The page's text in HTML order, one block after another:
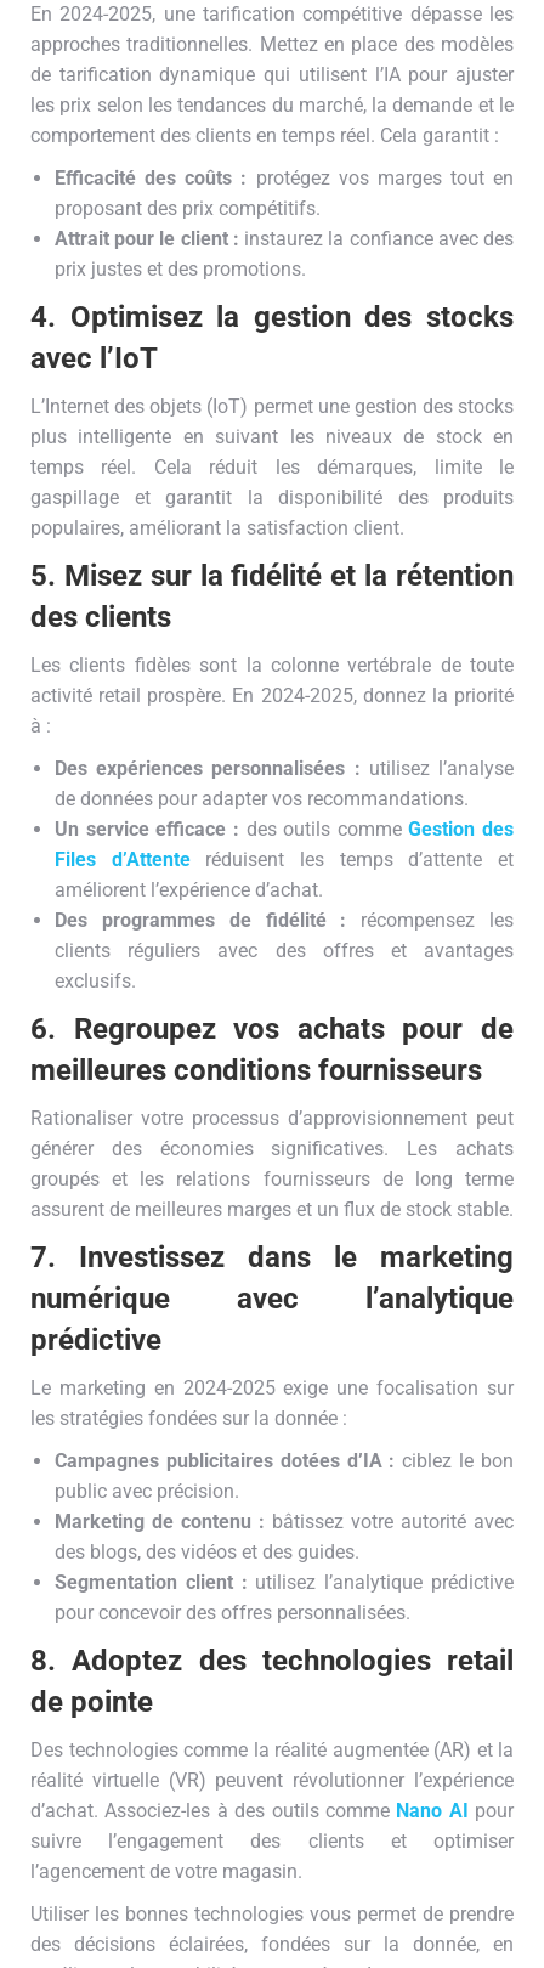
En 2024-2025, une tarification compétitive dépasse les
approches traditionnelles. Mettez en place des modèles
de tarification dynamique qui utilisent l’IA pour ajuster
les prix selon les tendances du marché, la demande et le
comportement des clients en temps réel. Cela garantit :
Efficacité des coûts : protégez vos marges tout en
proposant des prix compétitifs.
Attrait pour le client : instaurez la confiance avec des
prix justes et des promotions.
4. Optimisez la gestion des stocks
avec l’IoT
L’Internet des objets (IoT) permet une gestion des stocks
plus intelligente en suivant les niveaux de stock en
temps réel. Cela réduit les démarques, limite le
gaspillage et garantit la disponibilité des produits
populaires, améliorant la satisfaction client.
5. Misez sur la fidélité et la rétention
des clients
Les clients fidèles sont la colonne vertébrale de toute
activité retail prospère. En 2024-2025, donnez la priorité
à :
Des expériences personnalisées : utilisez l’analyse
de données pour adapter vos recommandations.
Un service efficace : des outils commeGestion des
Files d’Attenteréduisent les temps d’attente et
améliorent l’expérience d’achat.
Des programmes de fidélité : récompensez les
clients réguliers avec des offres et avantages
exclusifs.
6. Regroupez vos achats pour de
meilleures conditions fournisseurs
Rationaliser votre processus d’approvisionnement peut
générer des économies significatives. Les achats
groupés et les relations fournisseurs de long terme
assurent de meilleures marges et un flux de stock stable.
7. Investissez dans le marketing
numérique avec l’analytique
prédictive
Le marketing en 2024-2025 exige une focalisation sur
les stratégies fondées sur la donnée :
Campagnes publicitaires dotées d’IA : ciblez le bon
public avec précision.
Marketing de contenu : bâtissez votre autorité avec
des blogs, des vidéos et des guides.
Segmentation client : utilisez l’analytique prédictive
pour concevoir des offres personnalisées.
8. Adoptez des technologies retail
de pointe
Des technologies comme la réalité augmentée (AR) et la
réalité virtuelle (VR) peuvent révolutionner l’expérience
d’achat. Associez-les à des outils comme Nano AI pour
suivre l’engagement des clients et optimiser
l’agencement de votre magasin.
Utiliser les bonnes technologies vous permet de prendre
des décisions éclairées, fondées sur la donnée, en